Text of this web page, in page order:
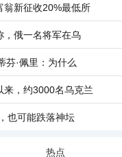
翁新征收20%最低所
，俄一名将军在乌
芬·佩里：为什么
来，约3000名乌克兰
也可能跌落神坛
热点